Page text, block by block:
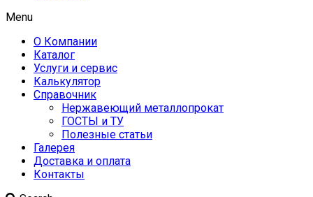
Menu
О Компании
Каталог
Услуги и сервис
Калькулятор
Справочник
Нержавеющий металлопрокат
ГОСТЫ и ТУ
Полезные статьи
Галерея
Доставка и оплата
Контакты